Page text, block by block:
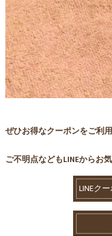
ぜひお得なクーポンをご利
ご不明点などもLINEからお気
LINEク